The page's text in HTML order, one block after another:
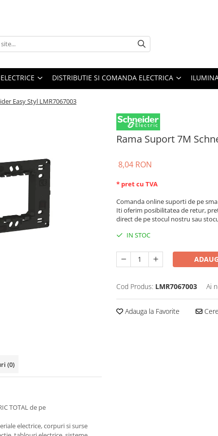
DISTRIBUTIE SI COMANDA ELECTRICA
Easy Styl LMR7067003
Rama Suport 7M
8,04 RON
* pret cu TVA
Comanda online suporti de pe
Iti oferim posibilitatea de retur,
direct de pe stocul nostru sau
IN STOC
Cod Produs: LMR7067003 Ai
Adauga la Favorite
(0)
TOTAL de pe
electrice, corpuri si surse